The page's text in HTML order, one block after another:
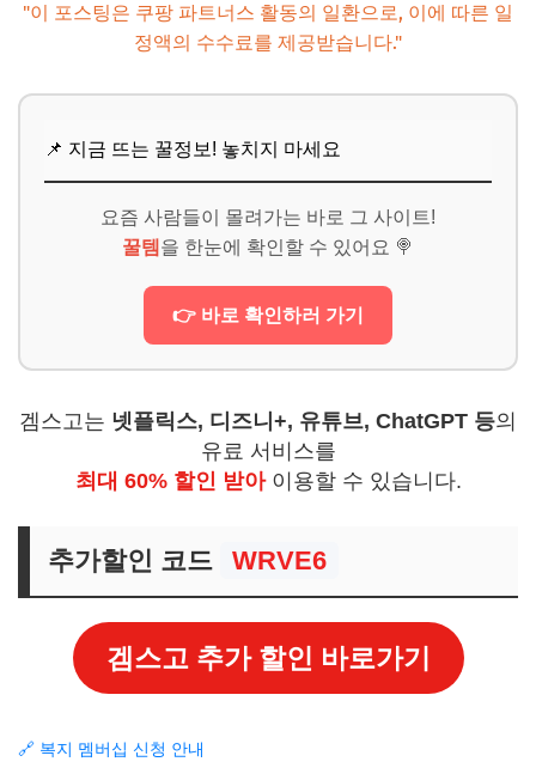
"이 포스팅은 쿠팡 파트너스 활동의 일환으로, 이에 따른 일
정액의 수수료를 제공받습니다."
📌 지금 뜨는 꿀정보! 놓치지 마세요
요즘 사람들이 몰려가는 바로 그 사이트!
꿀템 을 한눈에 확인할 수 있어요 🍭
👉 바로 확인하러 가기
겜스고는 넷플릭스, 디즈니+, 유튜브, ChatGPT 등의
유료 서비스를
최대 60% 할인 받아이용할 수 있습니다.
추가할인 코드 WRVE6
겜스고 추가 할인 바로가기
🔗 복지 멤버십 신청 안내